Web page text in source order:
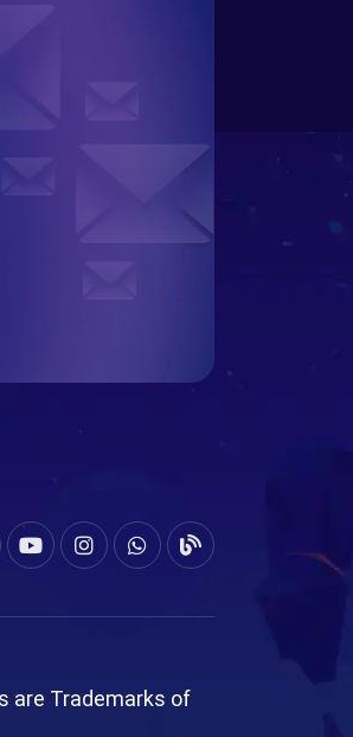
are Trademarks of